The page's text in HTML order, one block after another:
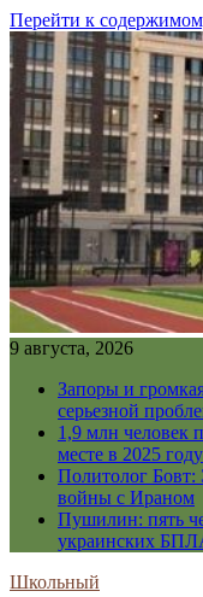
Перейти к
9 августа, 2026
Запоры и
серьезной
1,9 млн человек
месте в 2025 году
Политолог
войны с Ираном
Пушилин: пять
украинских
Школьный